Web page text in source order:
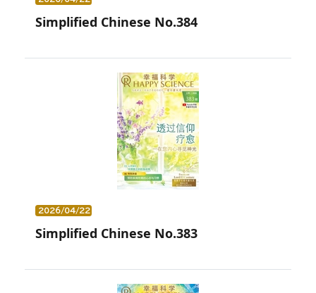
Simplified Chinese No.384
2026/04/22
Simplified Chinese No.383